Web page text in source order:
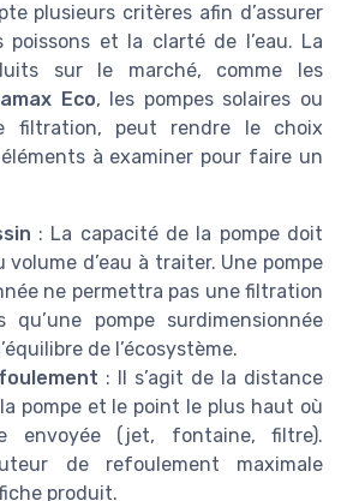
plusieurs critères afin d’assurer
poissons et la clarté de l’eau. La
sur le marché, comme les
Eco, les pompes solaires ou
filtration, peut rendre le choix
à examiner pour faire un
: La capacité de la pompe doit
volume d’eau à traiter. Une pompe
ne permettra pas une filtration
qu’une pompe surdimensionnée
de l’écosystème.
: Il s’agit de la distance
pompe et le point le plus haut où
envoyée (jet, fontaine, filtre).
de refoulement maximale
produit.